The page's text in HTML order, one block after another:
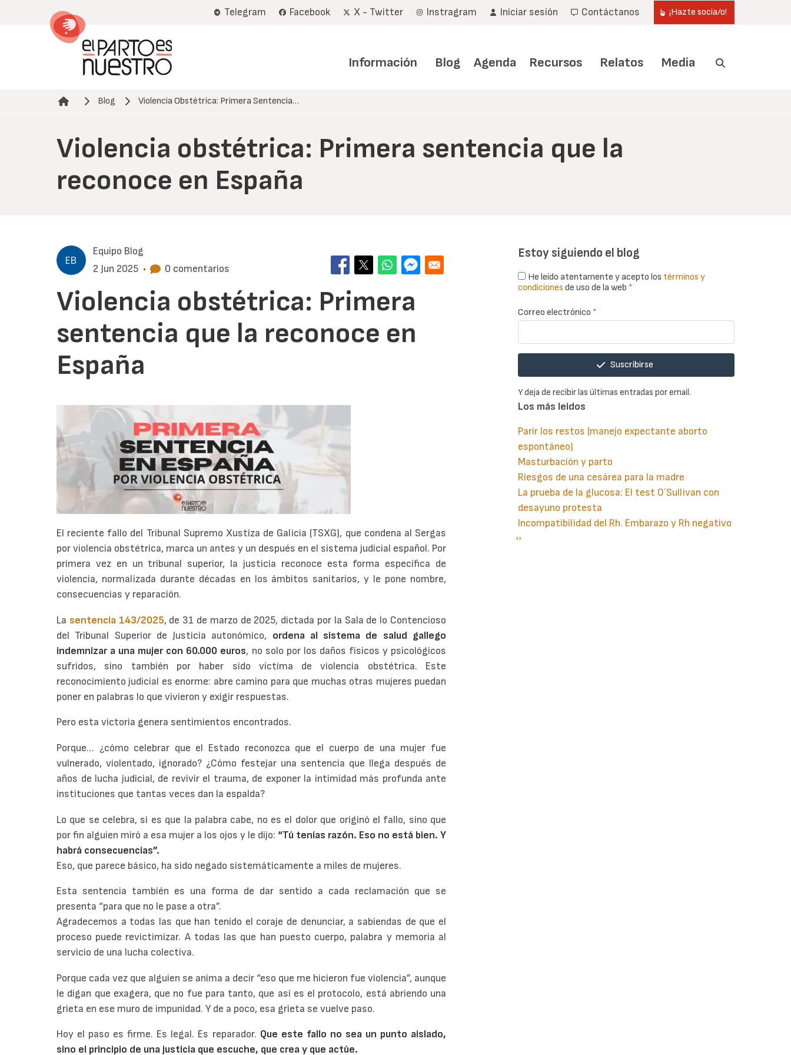
Telegram Facebook X - Twitter Instragram Iniciar sesión Contáctanos ¡Hazte socia/o!
Información Blog Agenda Recursos Relatos Media
Ruta de navegación
Blog Violencia Obstétrica: Primera Sentencia…
Violencia obstétrica: Primera sentencia que la
reconoce en España
Equipo Blog
2 Jun 2025 • 0 comentarios
Violencia obstétrica: Primera
sentencia que la reconoce en
España
El reciente fallo del Tribunal Supremo Xustiza de Galicia (TSXG), que condena al Sergas
por violencia obstétrica, marca un antes y un después en el sistema judicial español. Por
primera vez en un tribunal superior, la justicia reconoce esta forma específica de
violencia, normalizada durante décadas en los ámbitos sanitarios, y le pone nombre,
consecuencias y reparación.
La sentencia 143/2025, de 31 de marzo de 2025, dictada por la Sala de lo Contencioso
del Tribunal Superior de Justicia autonómico, ordena al sistema de salud gallego
indemnizar a una mujer con 60.000 euros, no solo por los daños físicos y psicológicos
sufridos, sino también por haber sido víctima de violencia obstétrica. Este
reconocimiento judicial es enorme: abre camino para que muchas otras mujeres puedan
poner en palabras lo que vivieron y exigir respuestas.
Pero esta victoria genera sentimientos encontrados.
Porque… ¿cómo celebrar que el Estado reconozca que el cuerpo de una mujer fue
vulnerado, violentado, ignorado? ¿Cómo festejar una sentencia que llega después de
años de lucha judicial, de revivir el trauma, de exponer la intimidad más profunda ante
instituciones que tantas veces dan la espalda?
Lo que se celebra, si es que la palabra cabe, no es el dolor que originó el fallo, sino que
por fin alguien miró a esa mujer a los ojos y le dijo: “Tú tenías razón. Eso no está bien. Y
habrá consecuencias”.
Eso, que parece básico, ha sido negado sistemáticamente a miles de mujeres.
Esta sentencia también es una forma de dar sentido a cada reclamación que se
presenta “para que no le pase a otra”.
Agradecemos a todas las que han tenido el coraje de denunciar, a sabiendas de que el
proceso puede revictimizar. A todas las que han puesto cuerpo, palabra y memoria al
servicio de una lucha colectiva.
Porque cada vez que alguien se anima a decir “eso que me hicieron fue violencia”, aunque
le digan que exagera, que no fue para tanto, que así es el protocolo, está abriendo una
grieta en ese muro de impunidad. Y de a poco, esa grieta se vuelve paso.
Hoy el paso es firme. Es legal. Es reparador. Que este fallo no sea un punto aislado,
sino el principio de una justicia que escuche, que crea y que actúe.
Estoy siguiendo el blog
He leído atentamente y acepto los términos y
condiciones de uso de la web *
Correo electrónico *
Suscribirse
Y deja de recibir las últimas entradas por email.
Los más leidos
Parir los restos (manejo expectante aborto
espontáneo)
Masturbación y parto
Riesgos de una cesárea para la madre
La prueba de la glucosa: El test O´Sullivan con
desayuno protesta
Incompatibilidad del Rh. Embarazo y Rh negativo
Paginación
Siguiente
››